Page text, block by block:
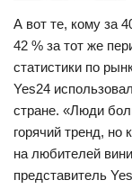
А вот те, кому за
42 % за тот же
статистики по
Yes24
стране. «Люди
горячий тренд, но
на любителей
представитель